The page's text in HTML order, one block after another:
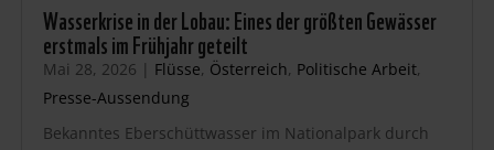
Wasserkrise in der Lobau: Eines der größten Gewässer
erstmals im Frühjahr geteilt
Mai 28, 2026 | Flüsse, Österreich, Politische Arbeit,
Presse-Aussendung
Bekanntes Eberschüttwasser im Nationalpark durch